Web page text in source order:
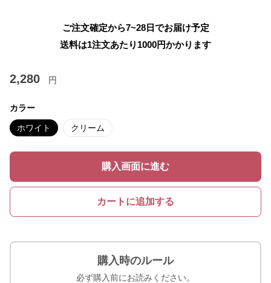
ご注文確定から7~28日でお届け予定
送料は1注文あたり 1000円かかります
2,280 円
カラー
ホワイト クリーム
購入画面に進む
カートに追加する
購入時のルール
必ず購入前にお読みください。